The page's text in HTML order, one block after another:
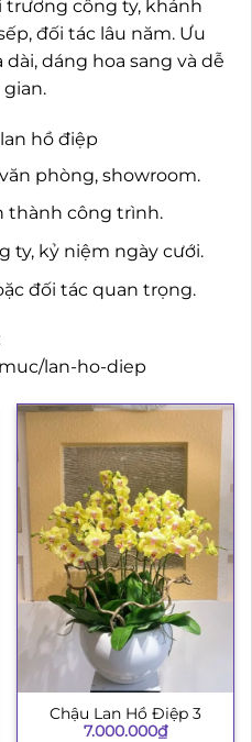
công ty, khánh
đối tác lâu năm. Ưu
dáng hoa sang và dễ
hồ điệp
phòng, showroom.
thành công trình.
ty, kỷ niệm ngày cưới.
đối tác quan trọng.
lan-ho-diep
Chậu Lan Hồ Điệp 3
7.000.000₫